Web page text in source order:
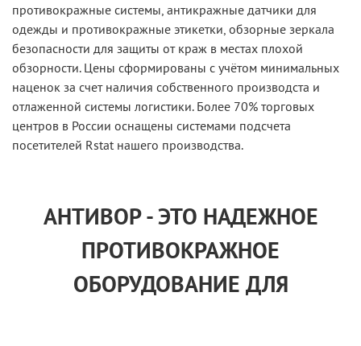
противокражные системы, антикражные датчики для
одежды и противокражные этикетки, обзорные зеркала
безопасности для защиты от краж в местах плохой
обзорности. Цены сформированы с учётом минимальных
наценок за счет наличия собственного производста и
отлаженной системы логистики. Более 70% торговых
центров в России оснащены системами подсчета
посетителей Rstat нашего производства.
АНТИВОР - ЭТО НАДЕЖНОЕ
ПРОТИВОКРАЖНОЕ
ОБОРУДОВАНИЕ ДЛЯ